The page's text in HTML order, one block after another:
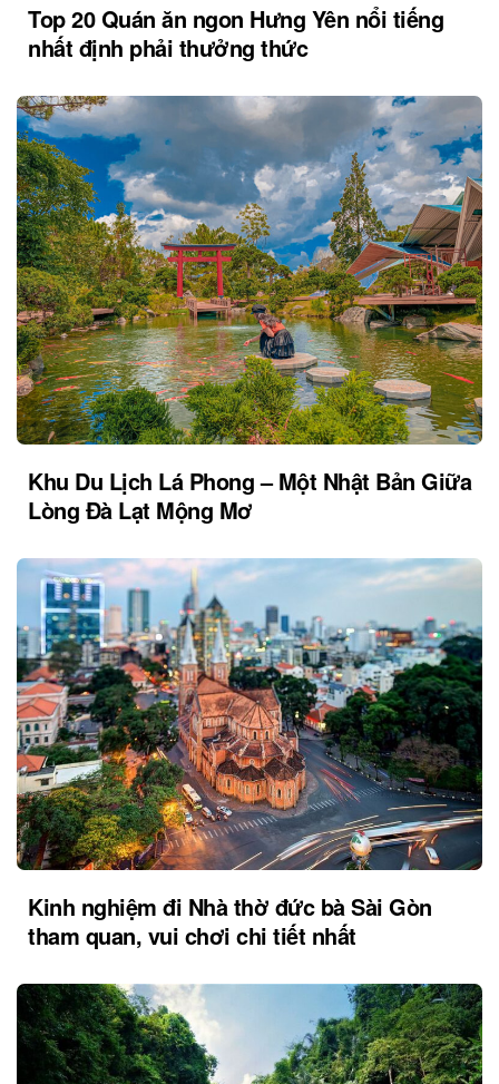
Top 20 Quán ăn ngon Hưng Yên nổi tiếng
nhất định phải thưởng thức
Khu Du Lịch Lá Phong – Một Nhật Bản Giữa
Lòng Đà Lạt Mộng Mơ
Kinh nghiệm đi Nhà thờ đức bà Sài Gòn
tham quan, vui chơi chi tiết nhất